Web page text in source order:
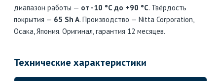
диапазон работы — от -10 °C до +90 °C. Твёрдость
покрытия — 65 Sh A. Производство — Nitta Corporation,
Осака, Япония. Оригинал, гарантия 12 месяцев.
Технические характеристики